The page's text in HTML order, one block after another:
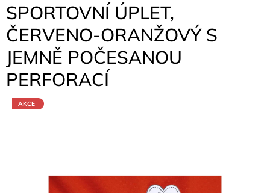
SPORTOVNÍ ÚPLET,
ČERVENO-ORANŽOVÝ S
JEMNĚ POČESANOU
PERFORACÍ
AKCE